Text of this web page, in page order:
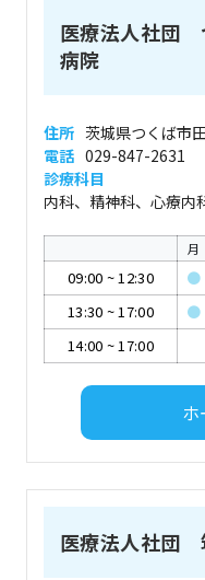
医療法人社団
病院
住所 茨城県つくば市
電話 029-847-2631
診療科目
内科、精神科、心療内
月
09:00 ~12:30 ●
13:30 ~17:00 ●
14:00 ~17:00
医療法人社団